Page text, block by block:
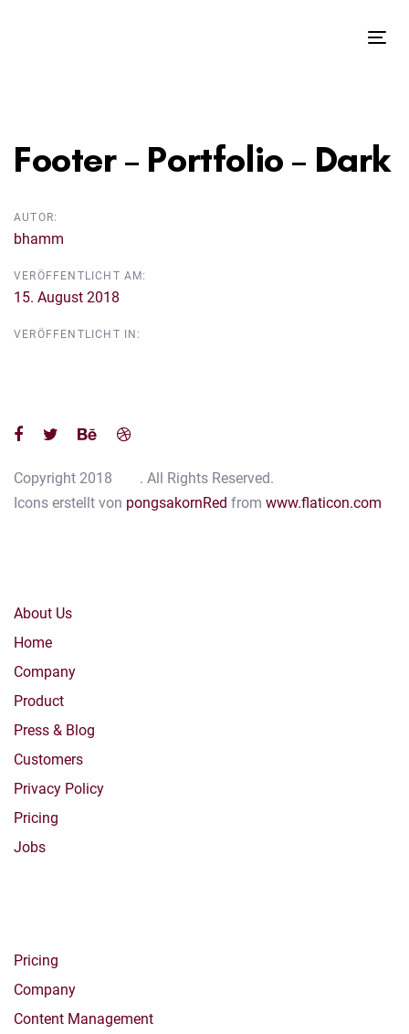
springen
Footer – Portfolio – Dark
AUTOR:
bhamm
VERÖFFENTLICHT AM:
15. August 2018
VERÖFFENTLICHT IN:
Copyright 2018
. All Rights Reserved.
Icons erstellt von pongsakornRed from www.flaticon.com
About Us
Home
Company
Product
Press & Blog
Customers
Privacy Policy
Pricing
Jobs
Pricing
Company
Content Management